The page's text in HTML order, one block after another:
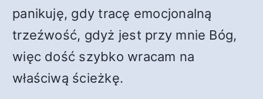
panikuję, gdy tracę emocjonalną
trzeźwość, gdyż jest przy mnie Bóg,
więc dość szybko wracam na
właściwą ścieżkę.